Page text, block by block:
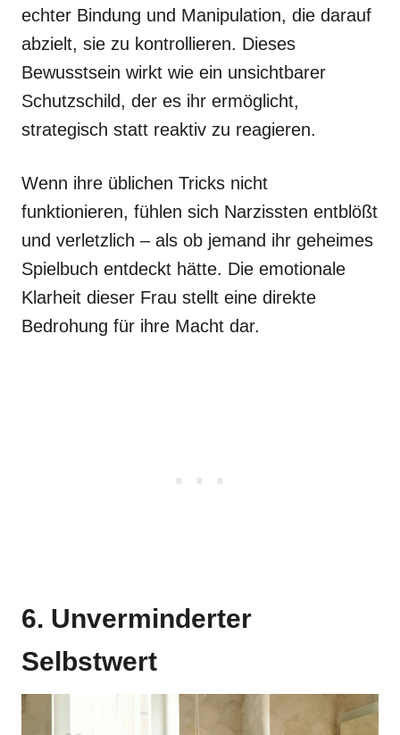
echter Bindung und Manipulation, die darauf
abzielt, sie zu kontrollieren. Dieses
Bewusstsein wirkt wie ein unsichtbarer
Schutzschild, der es ihr ermöglicht,
strategisch statt reaktiv zu reagieren.
Wenn ihre üblichen Tricks nicht
funktionieren, fühlen sich Narzissten entblößt
und verletzlich – als ob jemand ihr geheimes
Spielbuch entdeckt hätte. Die emotionale
Klarheit dieser Frau stellt eine direkte
Bedrohung für ihre Macht dar.
6. Unverminderter
Selbstwert